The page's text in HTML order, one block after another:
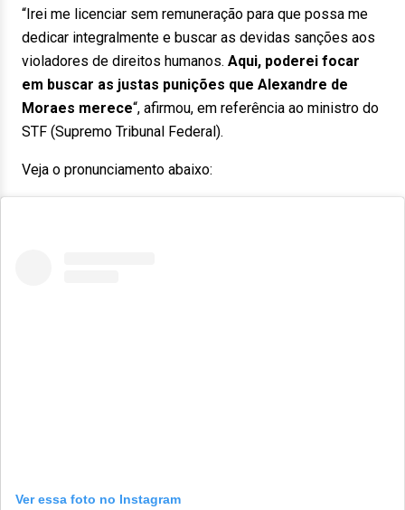
“Irei me licenciar sem remuneração para que possa me
dedicar integralmente e buscar as devidas sanções aos
violadores de direitos humanos. Aqui, poderei focar
em buscar as justas punições que Alexandre de
Moraes merece“, afirmou, em referência ao ministro do
STF (Supremo Tribunal Federal).
Veja o pronunciamento abaixo:
Ver essa foto no Instagram